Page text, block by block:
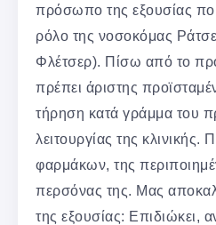
πρόσωπο της εξουσίας
ρόλο της νοσοκόμας
Φλέτσερ). Πίσω από το
πρέπει άριστης
τήρηση κατά γράμμα του
λειτουργίας της κλινικής.
φαρμάκων, της
περσόνας της. Μας
της εξουσίας: Επιδιώκει,